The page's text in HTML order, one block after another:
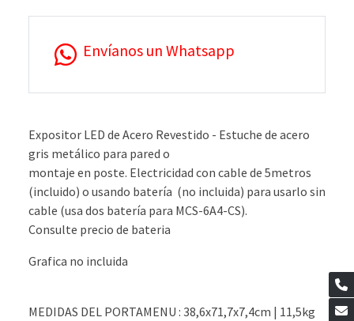
Envíanos un Whatsapp
Expositor LED de Acero Revestido - Estuche de acero
gris metálico para pared o
montaje en poste. Electricidad con cable de 5metros
(incluido) o usando batería (no incluida) para usarlo sin
cable (usa dos batería para MCS-6A4-CS).
Consulte precio de bateria
Grafica no incluida
MEDIDAS DEL PORTAMENU : 38,6x71,7x7,4cm | 11,5kg